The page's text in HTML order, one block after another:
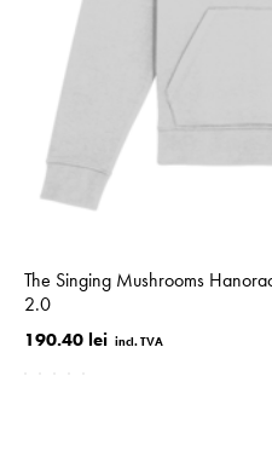
The Singing Mushrooms
2.0
190.40 lei